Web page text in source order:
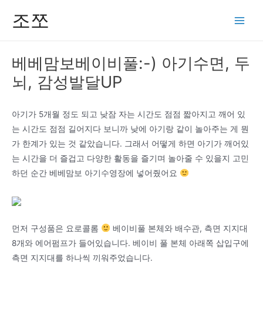
조쪼
베베맘보베이비풀:-) 아기수면, 두
뇌, 감성발달UP
아기가 5개월 정도 되고 낮잠 자는 시간도 점점 짧아지고 깨어 있
는 시간도 점점 길어지다 보니까 낮에 아기랑 같이 놀아주는 게 뭔
가 한계가 있는 것 같았습니다. 그래서 어떻게 하면 아기가 깨어있
는 시간을 더 즐겁고 다양한 활동을 즐기며 놀아줄 수 있을지 고민
하던 순간 베베맘보 아기수영장에 넣어줬어요
먼저 구성품은 요로콜롬
베이비풀 본체와 배수관, 측면 지지대
8개와 에어펌프가 들어있습니다. 베이비 풀 본체 아래쪽 삽입구에
측면 지지대를 하나씩 끼워주었습니다.